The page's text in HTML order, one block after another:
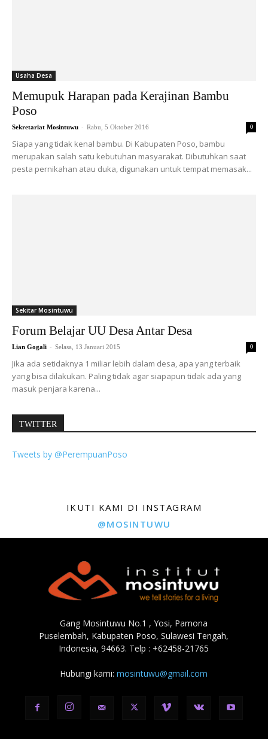
Usaha Desa
Memupuk Harapan pada Kerajinan Bambu
Poso
Sekretariat Mosintuwu - Rabu, 5 Oktober 2016 0
Siapa yang tidak kenal bambu. Di Kabupaten Poso, bambu
merupakan salah satu kebutuhan masyarakat. Dibutuhkan saat
pesta pernikahan atau duka, digunakan untuk tempat memasak...
Sekitar Mosintuwu
Forum Belajar UU Desa Antar Desa
Lian Gogali - Selasa, 13 Januari 2015 0
Jika ada setidaknya 1 miliar lebih dalam desa, apa yang terbaik
yang bisa dilakukan. Paling tidak agar siapapun tidak ada yang
masuk penjara karena...
TWITTER
Tweets by @PerempuanPoso
IKUTI KAMI DI INSTAGRAM
@MOSINTUWU
Gang Mosintuwu No.1 , Yosi, Pamona
Puselembah, Kabupaten Poso, Sulawesi Tengah,
Indonesia, 94663. Telp : +62458-21765
Hubungi kami:mosintuwu@gmail.com